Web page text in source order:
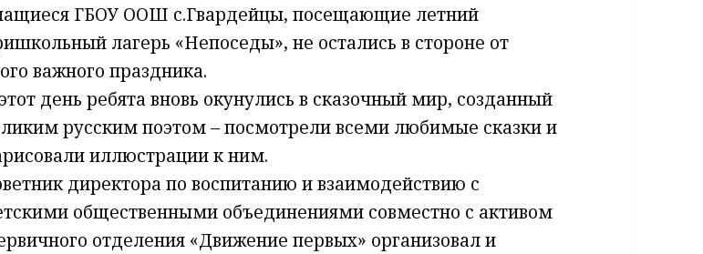
ГБОУ ООШ с.Гвардейцы, посещающие летний
лагерь «Непоседы», не остались в стороне от
важного праздника.
день ребята вновь окунулись в сказочный мир, созданный
русским поэтом – посмотрели всеми любимые сказки и
иллюстрации к ним.
директора по воспитанию и взаимодействию с
общественными объединениями совместно с активом
отделения «Движение первых» организовал и